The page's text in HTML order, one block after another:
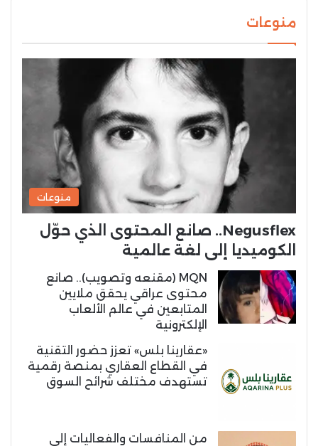
منوعات
منوعات
Negusflex.. صانع المحتوى الذي حوّل
الكوميديا إلى لغة عالمية
MQN (مقنعه وتصويب).. صانع
محتوى عراقي يحقق ملايين
المتابعين في عالم الألعاب
الإلكترونية
«عقارينا بلس» تعزز حضور التقنية
في القطاع العقاري بمنصة رقمية
تستهدف مختلف شرائح السوق
من المنافسات والفعاليات إلى